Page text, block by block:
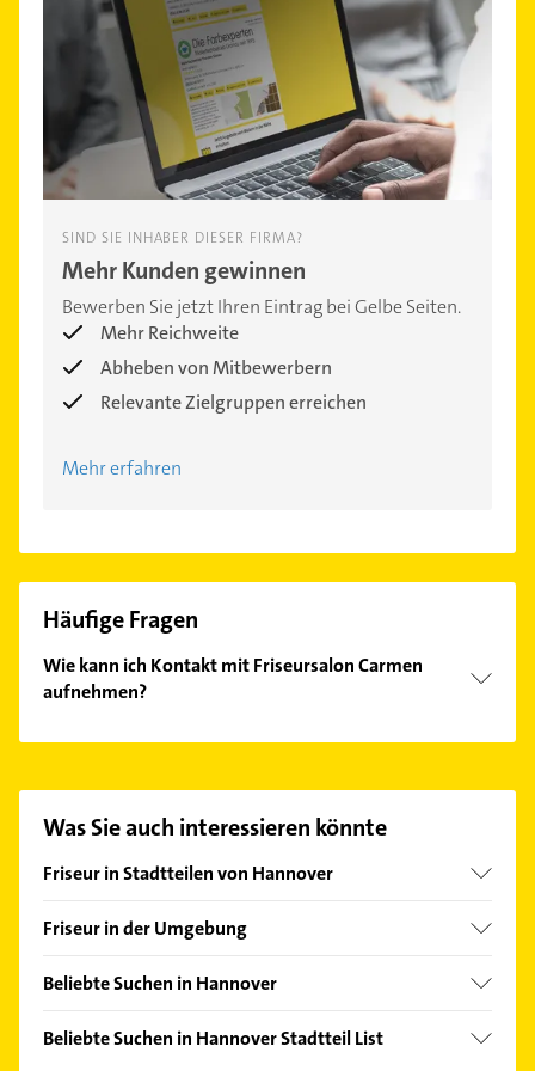
SIND SIE INHABER DIESER FIRMA?
Mehr Kunden gewinnen
Bewerben Sie jetzt Ihren Eintrag bei Gelbe Seiten.
Mehr Reichweite
Abheben von Mitbewerbern
Relevante Zielgruppen erreichen
Mehr erfahren
Häufige Fragen
Wie kann ich Kontakt mit Friseursalon Carmen
aufnehmen?
Kontaktmöglichkeiten wie Adresse oder Mail in
finden Sie alleKontaktdaten.
Was Sie auch interessieren könnte
Friseur in Stadtteilen von Hannover
Ahlem
Badenstedt
Bothfeld
Friseur in der Umgebung
Langenhagen
Isernhagen
Beliebte Suchen in Hannover
Immobilien
Beliebte Suchen in Hannover Stadtteil List